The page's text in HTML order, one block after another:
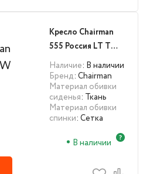
Кресло Chairman
555 Россия LT TW
черный
(CH7062966)
Наличие: В наличии
Бренд: Chairman
Материал обивки
сиденья: Ткань
Материал обивки
спинки: Сетка
В наличии